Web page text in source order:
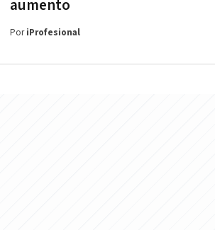
aumento
PoriProfesional